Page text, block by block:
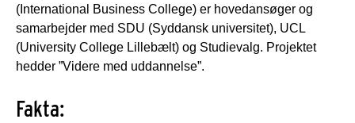
(International Business College) er hovedansøger og
samarbejder med SDU (Syddansk universitet), UCL
(University College Lillebælt) og Studievalg. Projektet
hedder ”Videre med uddannelse”.
Fakta: